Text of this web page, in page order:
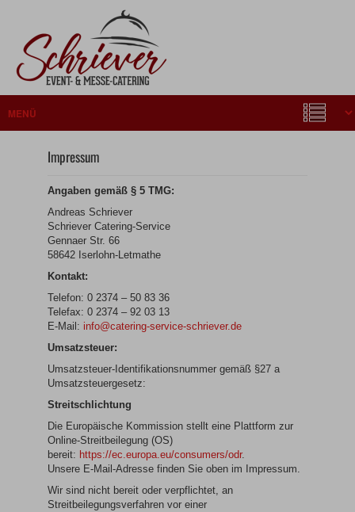
Impressum
Angaben gemäß § 5 TMG:
Andreas Schriever
Schriever Catering-Service
Gennaer Str. 66
58642 Iserlohn-Letmathe
Kontakt:
Telefon: 0 2374 – 50 83 36
Telefax: 0 2374 – 92 03 13
E-Mail: info@catering-service-schriever.de
Umsatzsteuer:
Umsatzsteuer-Identifikationsnummer gemäß §27 a
Umsatzsteuergesetz:
Streitschlichtung
Die Europäische Kommission stellt eine Plattform zur
Online-Streitbeilegung (OS)
bereit: https://ec.europa.eu/consumers/odr.
Unsere E-Mail-Adresse finden Sie oben im Impressum.
Wir sind nicht bereit oder verpflichtet, an
Streitbeilegungsverfahren vor einer